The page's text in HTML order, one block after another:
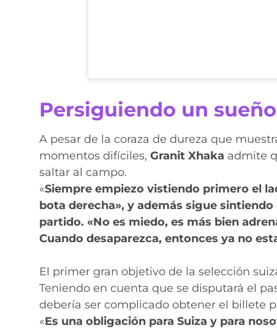
Persiguiendo un sueño
A pesar de la coraza de dureza que
momentos difíciles, Granit Xhaka admite
saltar al campo.
«Siempre empiezo vistiendo primero el
bota derecha», y además sigue
partido. «No es miedo, es más bien
Cuando desaparezca, entonces ya no
El primer gran objetivo de la selección
Teniendo en cuenta que se disputará el
debería ser complicado obtener el billete
«Es una obligación para Suiza y para